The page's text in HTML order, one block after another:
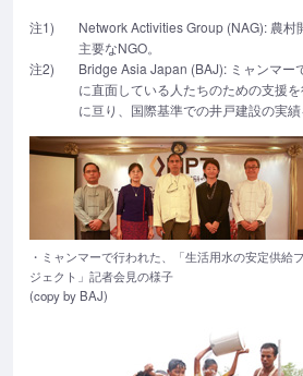
注1)
Network Activities Group (NAG): 農
主要なNGO。
注2)
Bridge Asia Japan (BAJ): ミャンマー
に直面している人たちのための支援
に亘り、国際基準での井戸建設の実績
・ミャンマーで行われた、「生活用水の安定供給
ジェクト」記者会見の様子
(copy by BAJ)